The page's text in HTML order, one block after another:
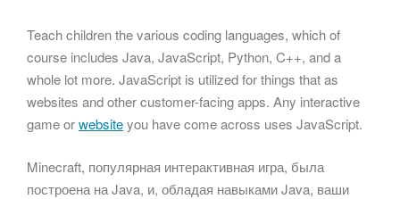
Teach children the various coding languages, which of
course includes Java, JavaScript, Python, C++, and a
whole lot more. JavaScript is utilized for things that as
websites and other customer-facing apps. Any interactive
game orwebsiteyou have come across uses JavaScript.
Minecraft, популярная интерактивная игра, была
построена на Java, и, обладая навыками Java, ваши